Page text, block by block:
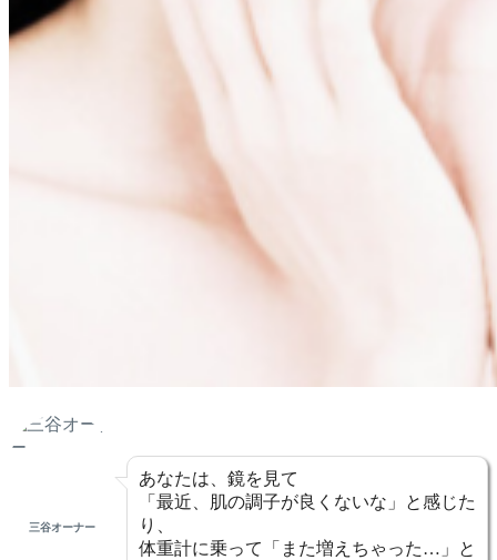
三谷オーナー
あなたは、 鏡を見て
「最近、肌の調子が良くないな」と感じた
り、
体重計に乗って「また増えちゃった…」と